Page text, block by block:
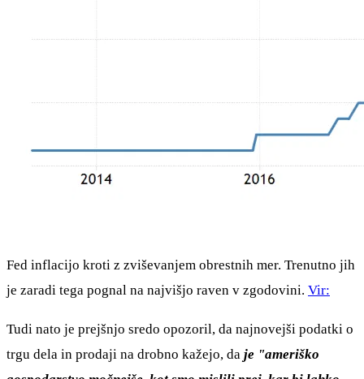
Fed inflacijo kroti z zviševanjem obrestnih mer. Trenutno jih
je zaradi tega pognal na najvišjo raven v zgodovini. Vir:
Tudi nato je prejšnjo sredo opozoril, da najnovejši podatki o
trgu dela in prodaji na drobno kažejo, da je "ameriško